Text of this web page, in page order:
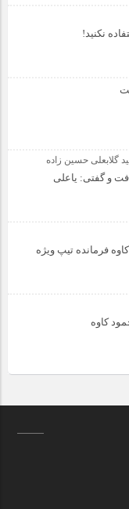
نکنید!
گلابعلی حسین زاده
و گفتی: یاعلی
فرمانده تیپ ویژه
کاوه‌